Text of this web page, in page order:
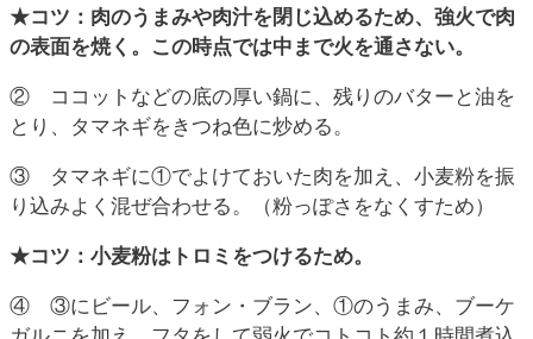
★コツ：肉のうまみや肉汁を閉じ込めるため、強火で肉
の表面を焼く。この時点では中まで火を通さない。
② ココットなどの底の厚い鍋に、残りのバターと油を
とり、タマネギをきつね色に炒める。
③ タマネギに①でよけておいた肉を加え、小麦粉を振
り込みよく混ぜ合わせる。（粉っぽさをなくすため）
★コツ：小麦粉はトロミをつけるため。
④ ③にビール、フォン・ブラン、①のうまみ、ブーケ